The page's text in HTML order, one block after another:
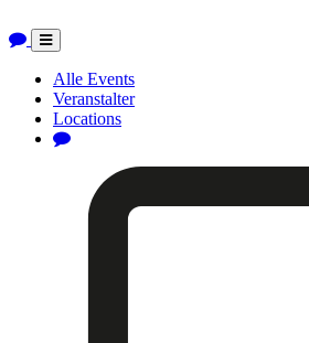
Toggle
navigation
Alle Events
Veranstalter
Locations